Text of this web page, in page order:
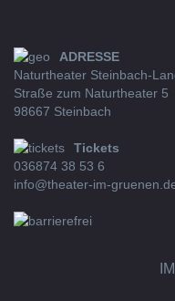
ADRESSE
Naturtheater Steinbach-
Straße zum Naturtheater 5
98667 Steinbach
Tickets
036874 38 53 6
info@theater-im-